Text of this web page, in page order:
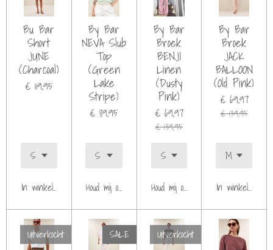
Bu Bar
Short
JUNE
(Charcoal)
€ 119,95
In winkelwagen
By Bar
NEVA Slub
Top
(Green
Lake
Stripe)
€ 89,95
Houd mij op de hoogte
By Bar
Broek
BENJI
Linen
(Dusty
Pink)
€ 69,97
€ 139,95
Houd mij op de hoogte
By Bar
Broek
JACK
BALLOON
(Old Pink)
€ 69,97
€ 139,95
In winkelwagen
Uitverkocht SALE Uitverkocht